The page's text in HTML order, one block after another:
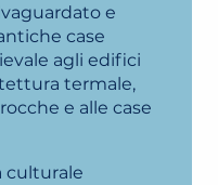
e
case
agli edifici
termale,
e alle case
culturale